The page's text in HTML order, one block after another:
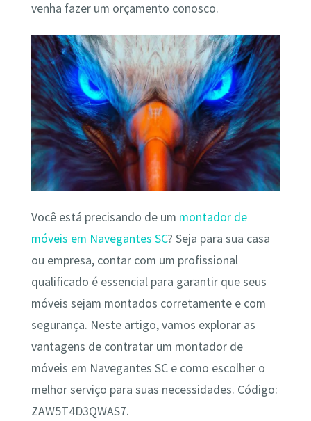
venha fazer um orçamento conosco.
Você está precisando de um montador de
móveis em Navegantes SC? Seja para sua casa
ou empresa, contar com um profissional
qualificado é essencial para garantir que seus
móveis sejam montados corretamente e com
segurança. Neste artigo, vamos explorar as
vantagens de contratar um montador de
móveis em Navegantes SC e como escolher o
melhor serviço para suas necessidades. Código:
ZAW5T4D3QWAS7.